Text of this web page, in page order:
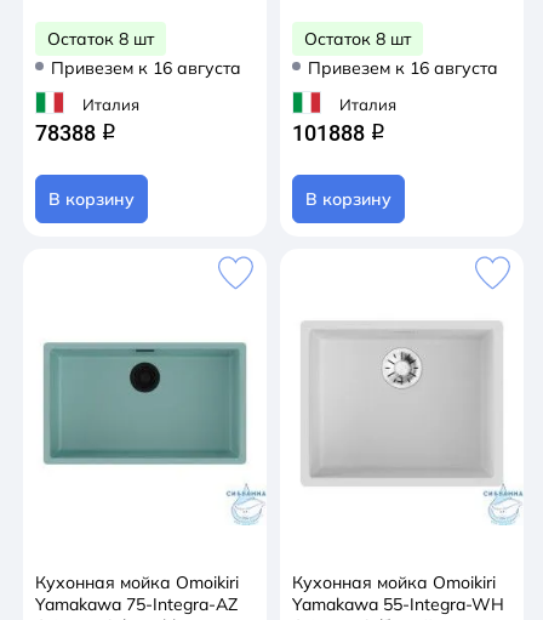
Остаток 8 шт
Привезем к 16 августа
Италия
78388 q
В корзину
Остаток 8 шт
Привезем к 16 августа
Италия
101888 q
В корзину
Кухонная мойка Omoikiri
Yamakawa 75-Integra-AZ
Кухонная мойка Omoikiri
Yamakawa 55-Integra-WH